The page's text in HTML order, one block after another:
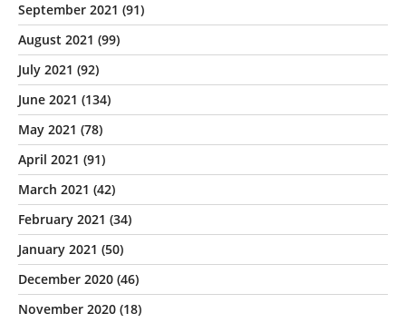
September 2021 (91)
August 2021 (99)
July 2021 (92)
June 2021 (134)
May 2021 (78)
April 2021 (91)
March 2021 (42)
February 2021 (34)
January 2021 (50)
December 2020 (46)
November 2020 (18)